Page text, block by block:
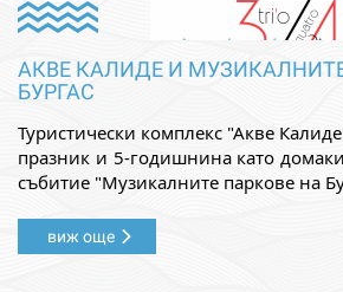
АКВЕ КАЛИДЕ И
БУРГАС
Туристически комплекс "Акве
празник и 5-годишнина като
събитие "Музикалните паркове на
виж още